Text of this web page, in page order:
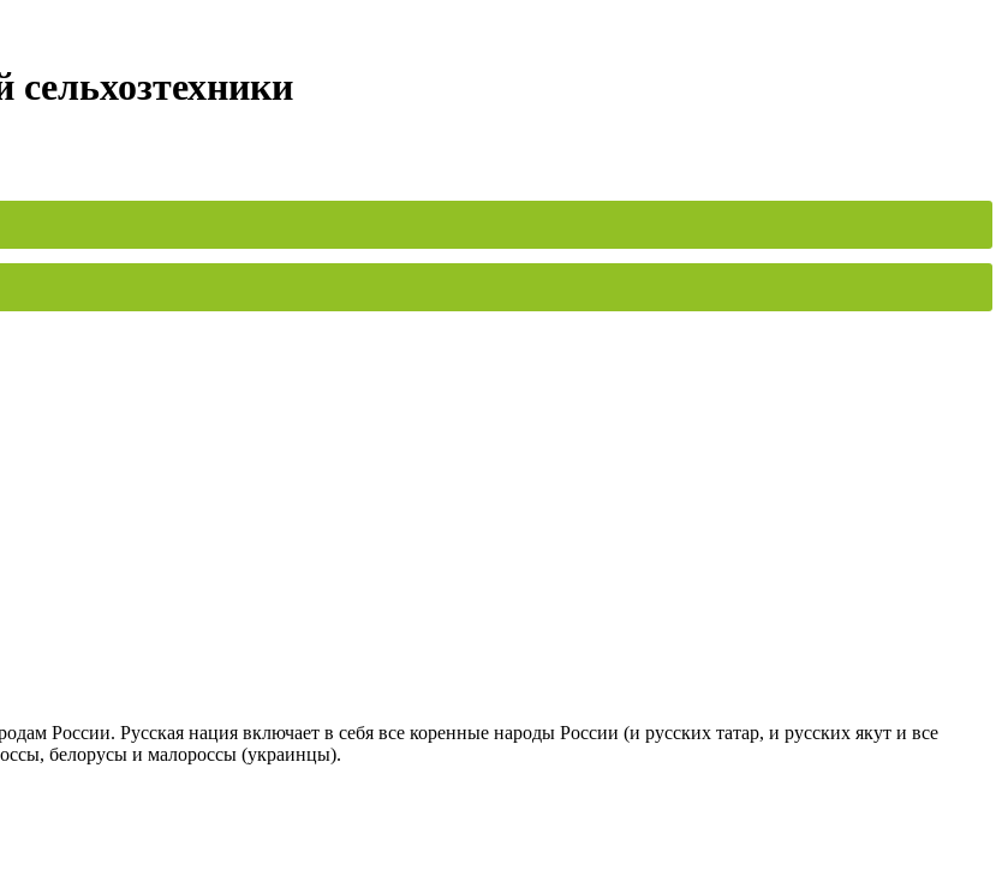
сельхозтехники
России. Русская нация включает в себя все коренные народы России (и русских татар, и русских якут и все
белорусы и малороссы (украинцы).